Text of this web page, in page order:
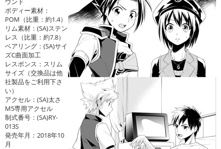
ボディー素材：
POM（比重：約1.4）
リム素材：(SA)ステン
レス（比重：約7.8）
ベアリング：(SA)サイ
ズC曲面加工
レスポンス：スリム
サイズ（交換品は他
社製品をご利用下さ
い）
アクセル：(SA)太さ
M5専用アクセル
制式番号：(SA)RY-
013S
発売年月：2018年10
月